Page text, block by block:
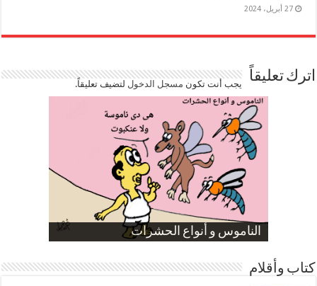
27 أبريل، 2024
اترك تعليقاً يجب أنت تكون مسجل الدخوللتضيف تعليقاً.
الناموس و أنواع الحشرات
الموظفين بعد ارتفاع الأسعار
ارتفاع نسبة الطلاق في مصر
صورة كاركاتيرية
صورة كاركاتيرية
كتاب وأقلام